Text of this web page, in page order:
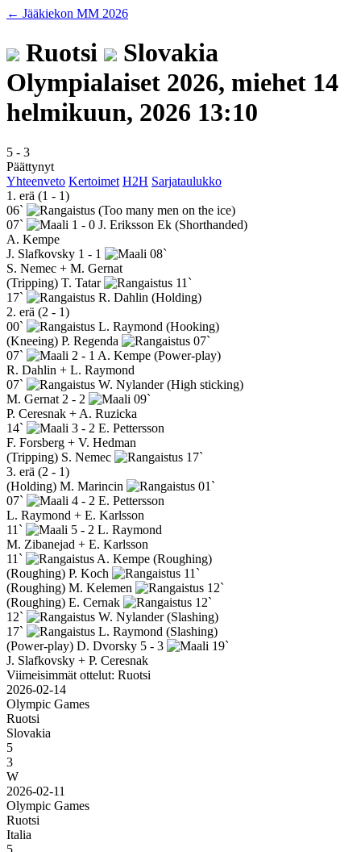
← Jääkiekon MM 2026
Ruotsi
Slovakia
Olympialaiset 2026, miehet 14
helmikuun, 2026 13:10
5 - 3
Päättynyt
Yhteenveto Kertoimet H2H Sarjataulukko
1. erä (1 - 1)
06`
(Too many men on the ice)
07`
1 - 0 J. Eriksson Ek (Shorthanded)
A. Kempe
J. Slafkovsky 1 - 1
08`
S. Nemec + M. Gernat
(Tripping) T. Tatar
11`
17`
R. Dahlin (Holding)
2. erä (2 - 1)
00`
L. Raymond (Hooking)
(Kneeing) P. Regenda
07`
07`
2 - 1 A. Kempe (Power-play)
R. Dahlin + L. Raymond
07`
W. Nylander(High sticking)
M. Gernat 2 - 2
09`
P. Ceresnak + A. Ruzicka
14`
3 - 2 E. Pettersson
F. Forsberg + V. Hedman
(Tripping) S. Nemec
17`
3. erä (2 - 1)
(Holding) M. Marincin
01`
07`
4 - 2 E. Pettersson
L. Raymond + E. Karlsson
11`
5 - 2 L. Raymond
M. Zibanejad + E. Karlsson
11`
A. Kempe (Roughing)
(Roughing) P. Koch
11`
(Roughing) M. Kelemen
12`
(Roughing) E. Cernak
12`
12`
W. Nylander(Slashing)
17`
L. Raymond (Slashing)
(Power-play) D. Dvorsky 5 - 3
19`
J. Slafkovsky + P. Ceresnak
Viimeisimmät ottelut: Ruotsi
2026-02-14
Olympic Games
Ruotsi
Slovakia
5
3
W
2026-02-11
Olympic Games
Ruotsi
Italia
5